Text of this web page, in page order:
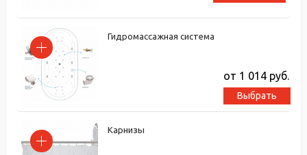
Гидромассажная система
от 1 014 руб.
Выбрать
Карнизы